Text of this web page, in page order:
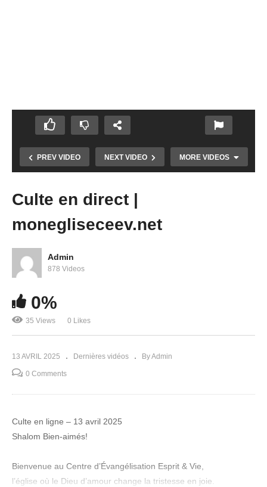
PREV VIDEO NEXT VIDEO MORE VIDEOS
Le mystère de ta destinée prophétique
Culte en direct |
monegliseceev.net
Admin
878 Videos
0%
35 Views 0 Likes
13 AVRIL 2025 Dernières vidéos By Admin
0 Comments
Culte en ligne – 13 avril 2025
Shalom Bien-aimés!
Bienvenue au Centre d’Évangélisation Esprit & Vie,
l’église où le Dieu d’amour change la tristesse en joie.